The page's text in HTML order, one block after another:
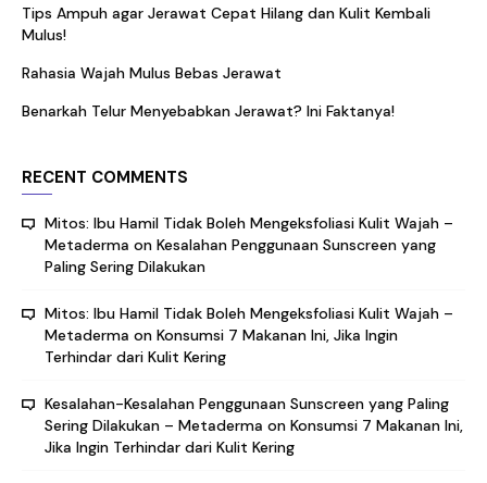
Tips Ampuh agar Jerawat Cepat Hilang dan Kulit Kembali
Mulus!
Rahasia Wajah Mulus Bebas Jerawat
Benarkah Telur Menyebabkan Jerawat? Ini Faktanya!
RECENT COMMENTS
Mitos: Ibu Hamil Tidak Boleh Mengeksfoliasi Kulit Wajah –
Metaderma on Kesalahan Penggunaan Sunscreen yang
Paling Sering Dilakukan
Mitos: Ibu Hamil Tidak Boleh Mengeksfoliasi Kulit Wajah –
Metaderma on Konsumsi 7 Makanan Ini, Jika Ingin
Terhindar dari Kulit Kering
Kesalahan-Kesalahan Penggunaan Sunscreen yang Paling
Sering Dilakukan – Metaderma on Konsumsi 7 Makanan Ini,
Jika Ingin Terhindar dari Kulit Kering